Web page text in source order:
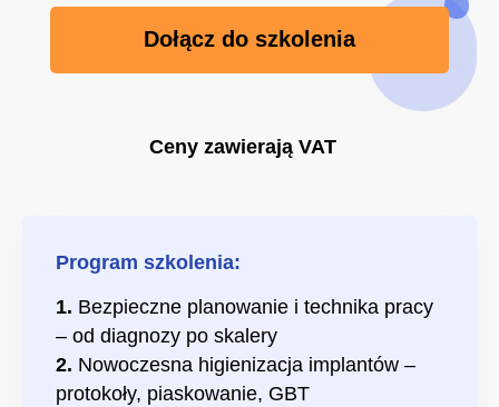
Ceny zawierają VAT
Dołącz do szkolenia
Program szkolenia:
1. Bezpieczne planowanie i technika pracy
– od diagnozy po skalery
2. Nowoczesna higienizacja implantów –
protokoły, piaskowanie, GBT